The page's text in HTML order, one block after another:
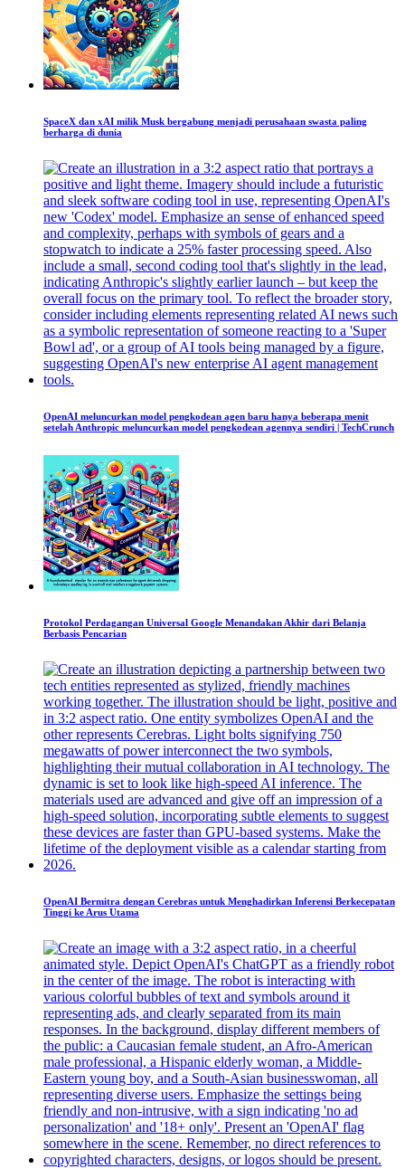
SpaceX dan xAI milik Musk bergabung menjadi perusahaan swasta paling
berharga di dunia
OpenAI meluncurkan model pengkodean agen baru hanya beberapa menit
setelah Anthropic meluncurkan model pengkodean agennya sendiri | TechCrunch
Protokol Perdagangan Universal Google Menandakan Akhir dari Belanja
Berbasis Pencarian
OpenAI Bermitra dengan Cerebras untuk Menghadirkan Inferensi Berkecepatan
Tinggi ke Arus Utama